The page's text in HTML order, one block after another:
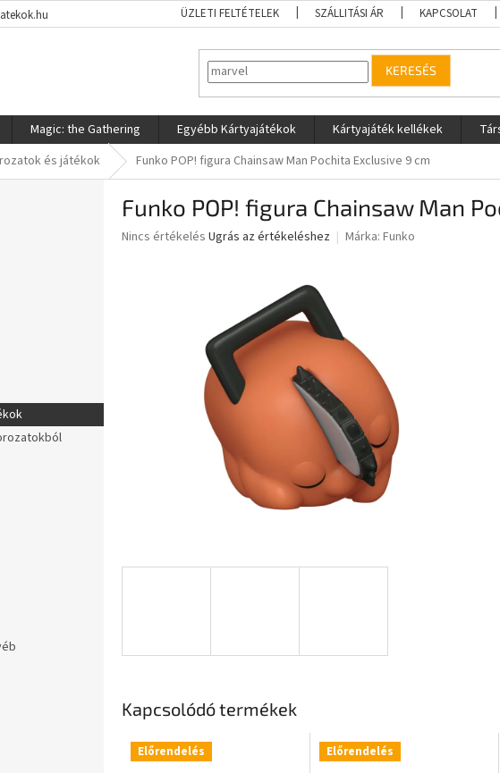
ÜZLETI FELTÉTELEK SZÁLLITÁSI ÁR KAPCSOLAT
KERESÉS
Magic: the Gathering Egyébb Kártyajátékok Kártyajáték kellékek
és játékok Funko POP! figura Chainsaw Man Pochita Exclusive 9 cm
Funko POP! figura Chainsaw Man
A
Nincs értékelés Ugrás az értékeléshez Márka: Funko
Kapcsolódó termékek
Előrendelés Előrendelés